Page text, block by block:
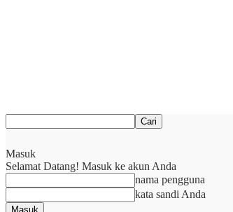
Masuk
Selamat Datang! Masuk ke akun Anda
nama pengguna
kata sandi Anda